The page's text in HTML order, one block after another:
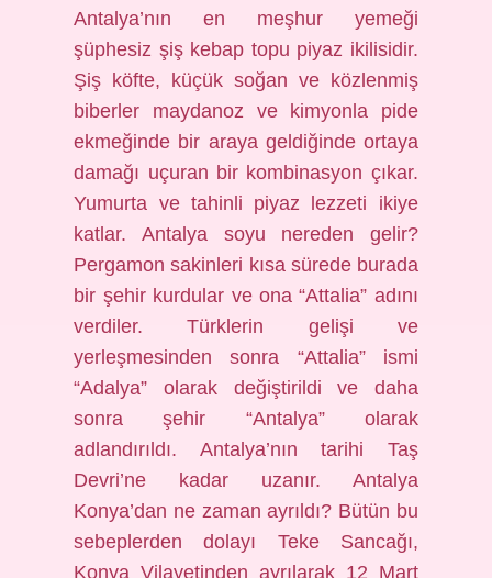
Antalya’nın en meşhur yemeği
şüphesiz şiş kebap topu piyaz ikilisidir.
Şiş köfte, küçük soğan ve közlenmiş
biberler maydanoz ve kimyonla pide
ekmeğinde bir araya geldiğinde ortaya
damağı uçuran bir kombinasyon çıkar.
Yumurta ve tahinli piyaz lezzeti ikiye
katlar. Antalya soyu nereden gelir?
Pergamon sakinleri kısa sürede burada
bir şehir kurdular ve ona “Attalia” adını
verdiler. Türklerin gelişi ve
yerleşmesinden sonra “Attalia” ismi
“Adalya” olarak değiştirildi ve daha
sonra şehir “Antalya” olarak
adlandırıldı. Antalya’nın tarihi Taş
Devri’ne kadar uzanır. Antalya
Konya’dan ne zaman ayrıldı? Bütün bu
sebeplerden dolayı Teke Sancağı,
Konya Vilayetinden ayrılarak 12 Mart